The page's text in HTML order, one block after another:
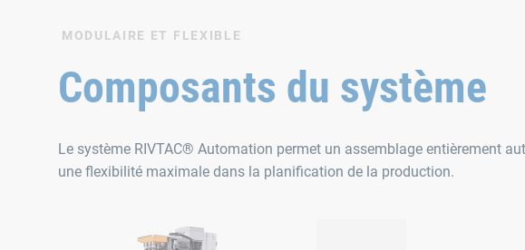
MODULAIRE ET FLEXIBLE
Composants du système
Le système RIVTAC® Automation permet un assemblage entièrement
une flexibilité maximale dans la planification de la production.